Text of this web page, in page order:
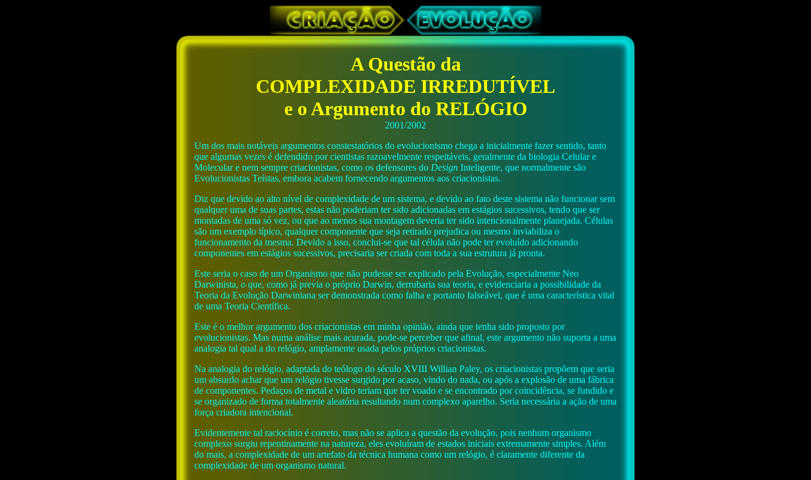
A Questão da
COMPLEXIDADE IRREDUTÍVEL
e o Argumento do RELÓGIO
2001/2002
Um dos mais notáveis argumentos constestatórios do evolucionismo chega a inicialmente fazer sentido, tanto
que algumas vezes é defendido por cientistas razoavelmente respeitáveis, geralmente da biologia Celular e
Molecular e nem sempre criacionistas, como os defensores do Design Inteligente, que normalmente são
Evolucionistas Teístas, embora acabem fornecendo argumentos aos criacionistas.
Diz que devido ao alto nível de complexidade de um sistema, e devido ao fato deste sistema não funcionar sem
qualquer uma de suas partes, estas não poderiam ter sido adicionadas em estágios sucessivos, tendo que ser
montadas de uma só vez, ou que ao menos sua montagem deveria ter sido intencionalmente planejada. Células
são um exemplo típico, qualquer componente que seja retirado prejudica ou mesmo inviabiliza o
funcionamento da mesma. Devido a isso, conclui-se que tal célula não pode ter evoluído adicionando
componentes em estágios sucessivos, precisaria ser criada com toda a sua estrutura já pronta.
Este seria o caso de um Organismo que não pudesse ser explicado pela Evolução, especialmente Neo
Darwinista, o que, como já previa o próprio Darwin, derrubaria sua teoria, e evidenciaria a possibilidade da
Teoria da Evolução Darwiniana ser demonstrada como falha e portanto falseável, que é uma característica vital
de uma Teoria Científica.
Este é o melhor argumento dos criacionistas em minha opinião, ainda que tenha sido proposto por
evolucionistas. Mas numa análise mais acurada, pode-se perceber que afinal, este argumento não suporta a uma
analogia tal qual a do relógio, amplamente usada pelos próprios criacionistas.
Na analogia do relógio, adaptada do teólogo do século XVIII Willian Paley, os criacionistas propõem que seria
um absurdo achar que um relógio tivesse surgido por acaso, vindo do nada, ou após a explosão de uma fábrica
de componentes. Pedaços de metal e vidro teriam que ter voado e se encontrado por coincidência, se fundido e
se organizado de forma totalmente aleatória resultando num complexo aparelho. Seria necessária a ação de uma
força criadora intencional.
Evidentemente tal raciocínio é correto, mas não se aplica a questão da evolução, pois nenhum organismo
complexo surgiu repentinamente na natureza, eles evoluíram de estados iniciais extremamente simples. Além
do mais, a complexidade de um artefato da técnica humana como um relógio, é claramente diferente da
complexidade de um organismo natural.